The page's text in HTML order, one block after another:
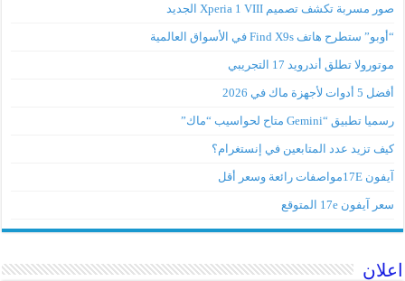
صور مسربة تكشف تصميم Xperia 1 VIII الجديد
“أوبو” ستطرح هاتف Find X9s في الأسواق العالمية
موتورولا تطلق أندرويد 17 التجريبي
أفضل 5 أدوات لأجهزة ماك في 2026
رسميا تطبيق “Gemini متاح لحواسيب “ماك”
كيف تزيد عدد المتابعين في إنستغرام؟
آيفون 17Eمواصفات رائعة وسعر أقل
سعر آيفون 17e المتوقع
اعلان